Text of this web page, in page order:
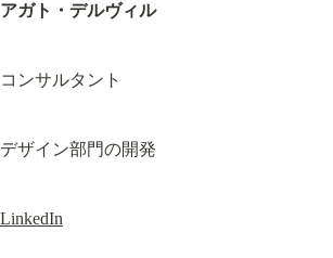
アガト・デルヴィル
コンサルタント
デザイン部門の開発
LinkedIn